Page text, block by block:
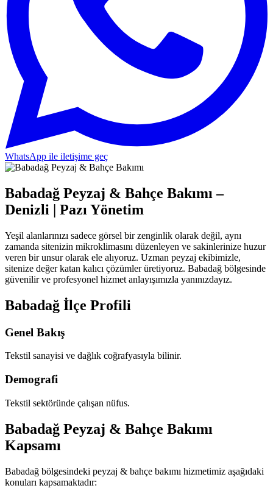
WhatsApp ile iletişime geç
Babadağ Peyzaj & Bahçe Bakımı –
Denizli | Pazı Yönetim
Yeşil alanlarınızı sadece görsel bir zenginlik olarak değil, aynı
zamanda sitenizin mikroklimasını düzenleyen ve sakinlerinize huzur
veren bir unsur olarak ele alıyoruz. Uzman peyzaj ekibimizle,
sitenize değer katan kalıcı çözümler üretiyoruz. Babadağ bölgesinde
güvenilir ve profesyonel hizmet anlayışımızla yanınızdayız.
Babadağ İlçe Profili
Genel Bakış
Tekstil sanayisi ve dağlık coğrafyasıyla bilinir.
Demografi
Tekstil sektöründe çalışan nüfus.
Babadağ Peyzaj & Bahçe Bakımı
Kapsamı
Babadağ bölgesindeki peyzaj & bahçe bakımı hizmetimiz aşağıdaki
konuları kapsamaktadır: